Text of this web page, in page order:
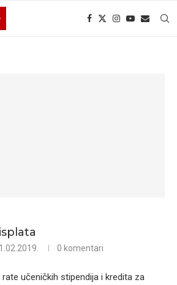
0 komentari
učeničkih stipendija i kredita za